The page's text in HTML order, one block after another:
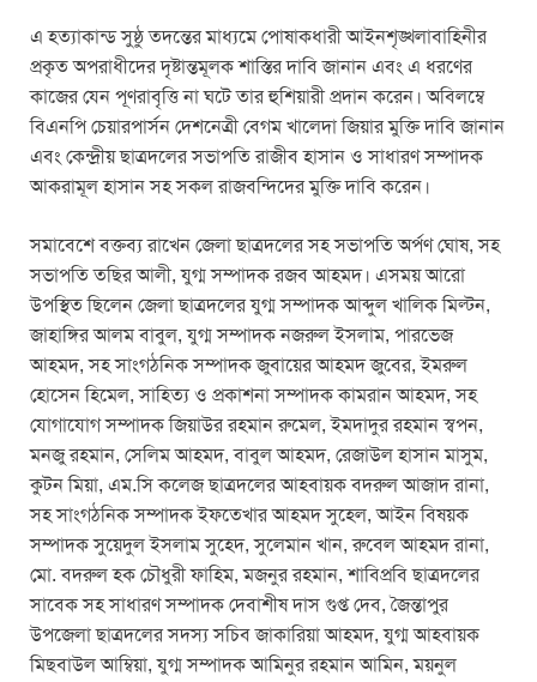
এ হত্যাকান্ড সুষ্ঠু তদন্তের মাধ্যমে পোষাকধারী আইনশৃঙ্খলাবাহিনীর
প্রকৃত অপরাধীদের দৃষ্টান্তমূলক শাস্তির দাবি জানান এবং এ ধরণের
কাজের যেন পূণরাবৃত্তি না ঘটে তার হুশিয়ারী প্রদান করেন। অবিলম্বে
বিএনপি চেয়ারপার্সন দেশনেত্রী বেগম খালেদা জিয়ার মুক্তি দাবি জানান
এবং কেন্দ্রীয় ছাত্রদলের সভাপতি রাজীব হাসান ও সাধারণ সম্পাদক
আকরামূল হাসান সহ সকল রাজবন্দিদের মুক্তি দাবি করেন।
সমাবেশে বক্তব্য রাখেন জেলা ছাত্রদলের সহ সভাপতি অর্পণ ঘোষ, সহ
সভাপতি তছির আলী, যুগ্ম সম্পাদক রজব আহমদ। এসময় আরো
উপস্থিত ছিলেন জেলা ছাত্রদলের যুগ্ম সম্পাদক আব্দুল খালিক মিল্টন,
জাহাঙ্গির আলম বাবুল, যুগ্ম সম্পাদক নজরুল ইসলাম, পারভেজ
আহমদ, সহ সাংগঠনিক সম্পাদক জুবায়ের আহমদ জুবের, ইমরুল
হোসেন হিমেল, সাহিত্য ও প্রকাশনা সম্পাদক কামরান আহমদ, সহ
যোগাযোগ সম্পাদক জিয়াউর রহমান রুমেল, ইমদাদুর রহমান স্বপন,
মনজু রহমান, সেলিম আহমদ, বাবুল আহমদ, রেজাউল হাসান মাসুম,
কুটন মিয়া, এম.সি কলেজ ছাত্রদলের আহবায়ক বদরুল আজাদ রানা,
সহ সাংগঠনিক সম্পাদক ইফতেখার আহমদ সুহেল, আইন বিষয়ক
সম্পাদক সুয়েদুল ইসলাম সুহেদ, সুলেমান খান, রুবেল আহমদ রানা,
মো. বদরুল হক চৌধুরী ফাহিম, মজনুর রহমান, শাবিপ্রবি ছাত্রদলের
সাবেক সহ সাধারণ সম্পাদক দেবাশীষ দাস গুপ্ত দেব, জৈন্তাপুর
উপজেলা ছাত্রদলের সদস্য সচিব জাকারিয়া আহমদ, যুগ্ম আহবায়ক
মিছবাউল আম্বিয়া, যুগ্ম সম্পাদক আমিনুর রহমান আমিন, ময়নুল